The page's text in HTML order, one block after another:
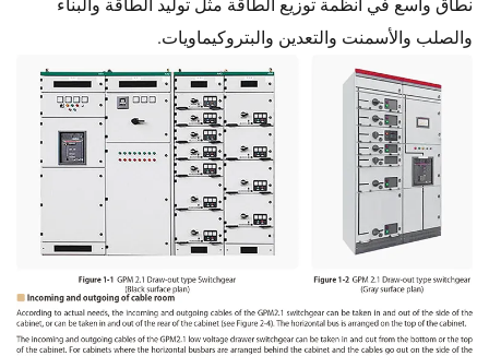
نطاق واسع في أنظمة توزيع الطاقة مثل توليد الطاقة والبناء
والصلب والأسمنت والتعدين والبتروكيماويات.